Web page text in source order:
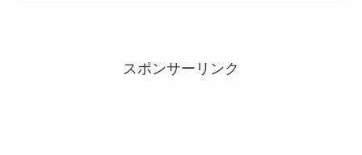
スポンサーリンク